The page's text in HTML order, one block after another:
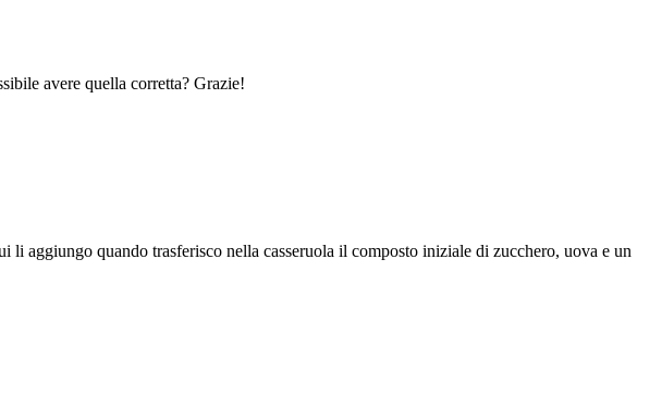
avere quella corretta? Grazie!
aggiungo quando trasferisco nella casseruola il composto iniziale di zucchero, uova e un